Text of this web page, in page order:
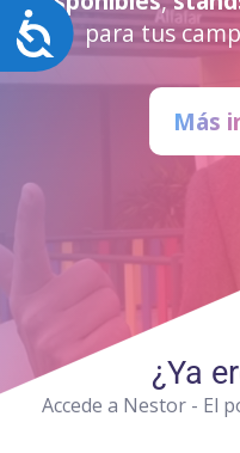
Accesibilidad
para tus
Más
¿Ya
Accede a Nestor - El